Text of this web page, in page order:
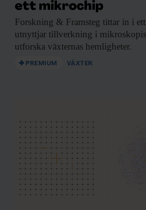
ett mikrochip
Forskning & Framsteg tittar in i
utnyttjar tillverkning i
utforska växternas hemligheter.
PREMIUM VÄXTER